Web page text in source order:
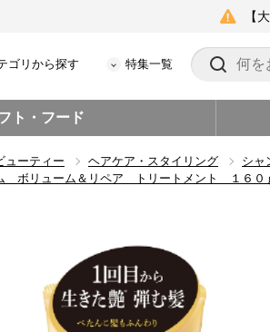
【
ゴリから探す 特集一覧
ト・フード
ューティー ヘアケア・スタイリング シャ
ボリューム＆リペア トリートメント １６０